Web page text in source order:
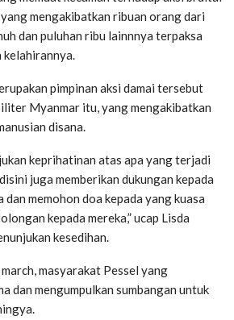
mengakibatkan ribuan orang dari
dan puluhan ribu lainnnya terpaksa
kelahirannya.
pimpinan aksi damai tersebut
Myanmar itu, yang mengakibatkan
disana.
keprihatinan atas apa yang terjadi
juga memberikan dukungan kepada
memohon doa kepada yang kuasa
kepada mereka,” ucap Lisda
kesedihan.
masyarakat Pessel yang
dan mengumpulkan sumbangan untuk